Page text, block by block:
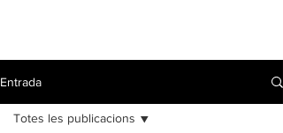
Entrada
Totes les publicacions